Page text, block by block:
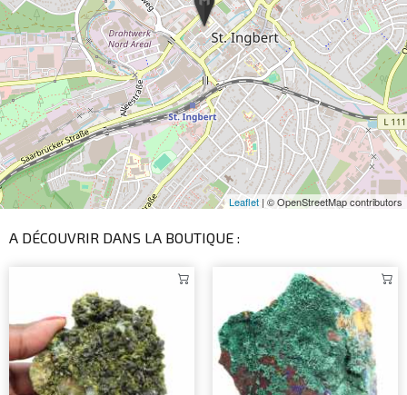
Leaflet | © OpenStreetMap contributors
A DÉCOUVRIR DANS LA BOUTIQUE :